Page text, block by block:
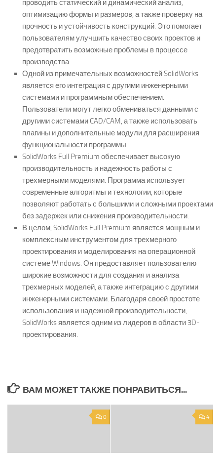
проводить статический и динамический анализ,
оптимизацию формы и размеров, а также проверку на
прочность и устойчивость конструкций. Это помогает
пользователям улучшить качество своих проектов и
предотвратить возможные проблемы в процессе
производства.
Одной из примечательных возможностей SolidWorks
является его интеграция с другими инженерными
системами и программным обеспечением.
Пользователи могут легко обмениваться данными с
другими системами CAD/CAM, а также использовать
плагины и дополнительные модули для расширения
функциональности программы.
SolidWorks Full Premium обеспечивает высокую
производительность и надежность работы с
трехмерными моделями. Программа использует
современные алгоритмы и технологии, которые
позволяют работать с большими и сложными проектами
без задержек или снижения производительности.
В целом, SolidWorks Full Premium является мощным и
комплексным инструментом для трехмерного
проектирования и моделирования на операционной
системе Windows. Он предоставляет пользователю
широкие возможности для создания и анализа
трехмерных моделей, а также интеграцию с другими
инженерными системами. Благодаря своей простоте
использования и надежной производительности,
SolidWorks является одним из лидеров в области 3D-
проектирования.
ВАМ МОЖЕТ ТАКЖЕ ПОНРАВИТЬСЯ...
0 4